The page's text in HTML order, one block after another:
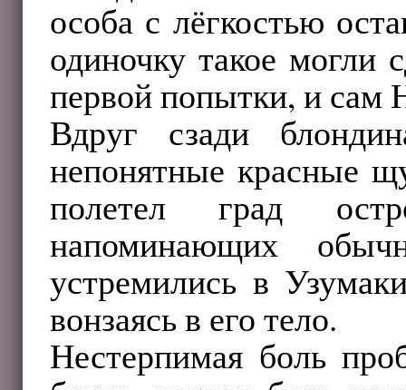
особа с лёгкостью
одиночку такое могли
первой попытки, и сам
Вдруг сзади
непонятные красные
полетел град
напоминающих
устремились в
вонзаясь в его тело.
Нестерпимая боль